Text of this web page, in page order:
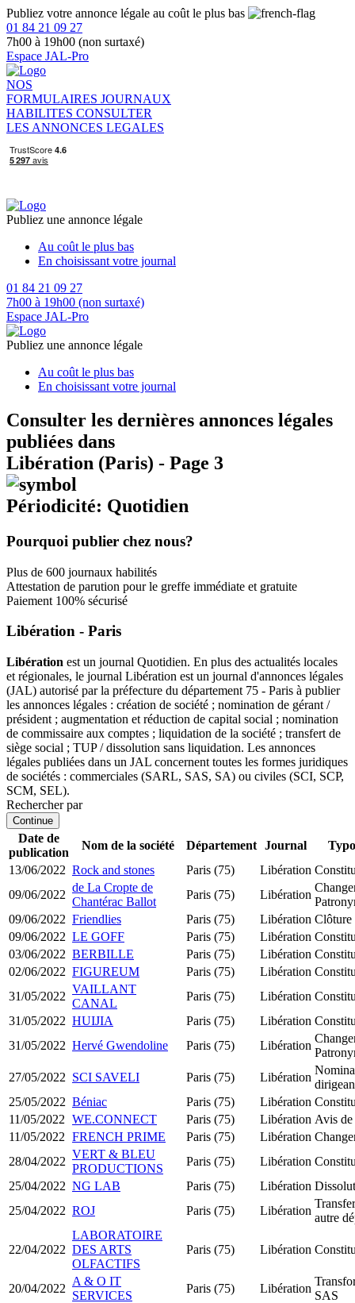
Publiez votre annonce légale au coût le plus bas
01 84 21 09 27
7h00 à 19h00 (non surtaxé)
Espace JAL-Pro
NOS
FORMULAIRES JOURNAUX
HABILITES CONSULTER
LES ANNONCES LEGALES
Publiez une annonce légale
Au coût le plus bas
En choisissant votre journal
01 84 21 09 27
7h00 à 19h00 (non surtaxé)
Espace JAL-Pro
Publiez une annonce légale
Au coût le plus bas
En choisissant votre journal
Consulter les dernières annonces légales
publiées dans
Libération (Paris) - Page 3
Périodicité: Quotidien
Pourquoi publier chez nous?
Plus de 600 journaux habilités
Attestation de parution pour le greffe immédiate et gratuite
Paiement 100% sécurisé
Libération - Paris
Libération est un journal Quotidien. En plus des actualités locales
et régionales, le journal Libération est un journal d'annonces légales
(JAL) autorisé par la préfecture du département 75 - Paris à publier
les annonces légales : création de société ; nomination de gérant /
président ; augmentation et réduction de capital social ; nomination
de commissaire aux comptes ; liquidation de la société ; transfert de
siège social ; TUP / dissolution sans liquidation. Les annonces
légales publiées dans un JAL concernent toutes les formes juridiques
de sociétés : commerciales (SARL, SAS, SA) ou civiles (SCI, SCP,
SCM, SEL).
Rechercher par
Continue
Date de
publication
Nom de la société Département Journal
13/06/2022 Rock and stones Paris (75) Libération
09/06/2022
de La Cropte de
Chantérac Ballot
Paris (75) Libération
09/06/2022 Friendlies Paris (75) Libération Clôture
09/06/2022 LE GOFF Paris (75) Libération
03/06/2022 BERBILLE Paris (75) Libération
02/06/2022 FIGUREUM Paris (75) Libération
31/05/2022
VAILLANT
CANAL
Paris (75) Libération
31/05/2022 HUIJIA Paris (75) Libération
31/05/2022 Hervé Gwendoline Paris (75) Libération
27/05/2022 SCI SAVELI Paris (75) Libération
25/05/2022 Béniac Paris (75) Libération
11/05/2022 WE.CONNECT Paris (75) Libération Avis
11/05/2022 FRENCH PRIME Paris (75) Libération
28/04/2022
VERT & BLEU
PRODUCTIONS
Paris (75) Libération
25/04/2022 NG LAB Paris (75) Libération
25/04/2022 ROJ Paris (75) Libération
autre
22/04/2022
LABORATOIRE
DES ARTS
OLFACTIFS
Paris (75) Libération
20/04/2022
A & O IT
SERVICES
Paris (75) Libération
SAS